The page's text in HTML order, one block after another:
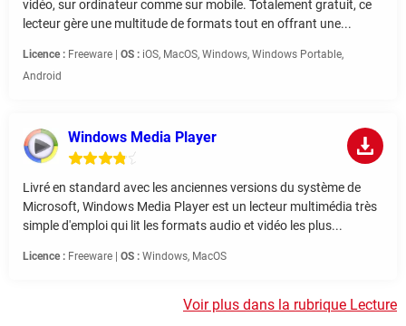
vidéo, sur ordinateur comme sur mobile. Totalement gratuit, ce
lecteur gère une multitude de formats tout en offrant une...
Licence : Freeware | OS : iOS, MacOS, Windows, Windows Portable,
Android
Windows Media Player
Livré en standard avec les anciennes versions du système de
Microsoft, Windows Media Player est un lecteur multimédia très
simple d'emploi qui lit les formats audio et vidéo les plus...
Licence : Freeware | OS : Windows, MacOS
Voir plus dans la rubrique Lecture